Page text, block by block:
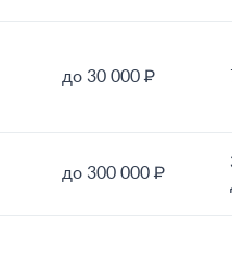
до 30 000 ₽
до 300 000 ₽